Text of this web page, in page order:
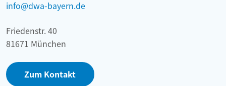
info@dwa-bayern.de
Friedenstr. 40
81671 München
Zum Kontakt